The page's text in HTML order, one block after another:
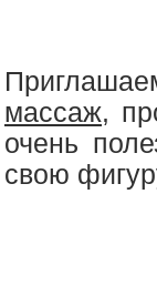
массаж,
очень
свою